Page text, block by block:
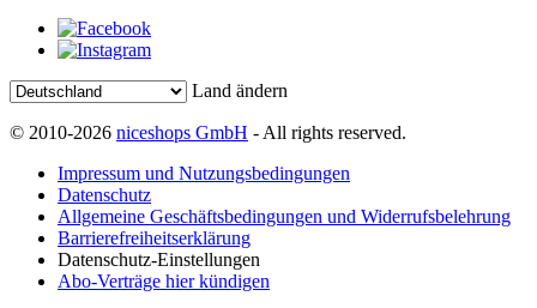
Land ändern
© 2010-2026 niceshops GmbH - All rights reserved.
Impressum und Nutzungsbedingungen
Datenschutz
Allgemeine Geschäftsbedingungen und Widerrufsbelehrung
Barrierefreiheitserklärung
Datenschutz-Einstellungen
Abo-Verträge hier kündigen